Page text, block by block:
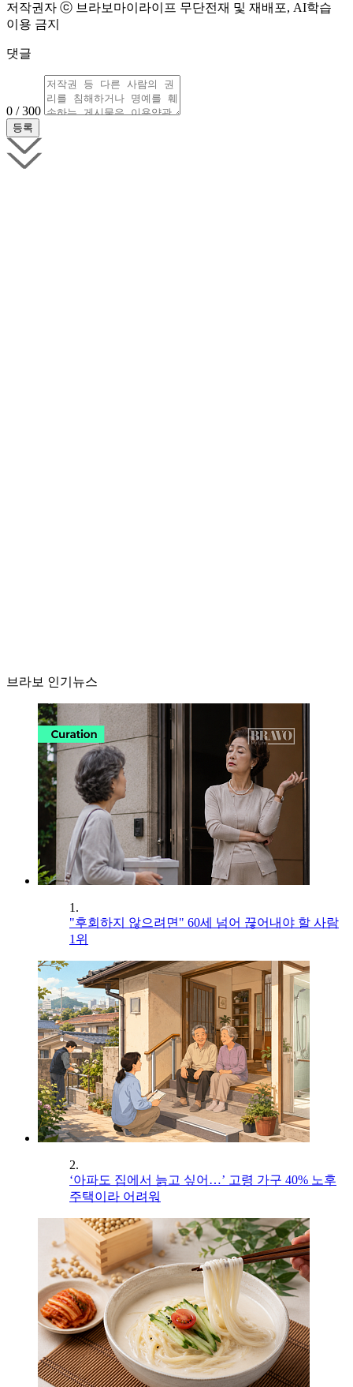
저작권자 ⓒ 브라보마이라이프 무단전재 및 재배포, AI학습
이용 금지
댓글
0 / 300
브라보 인기뉴스
1.
"후회하지 않으려면" 60세 넘어 끊어내야 할 사람
1위
2.
‘아파도 집에서 늙고 싶어…’ 고령 가구 40% 노후
주택이라 어려워